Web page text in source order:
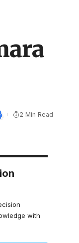
2 Min Read
with